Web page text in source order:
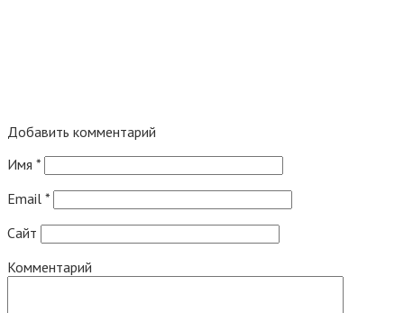
Добавить комментарий
Имя *
Email *
Сайт
Комментарий